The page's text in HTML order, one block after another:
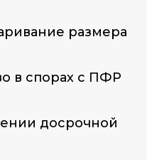
размера
в спорах с ПФР
досрочной